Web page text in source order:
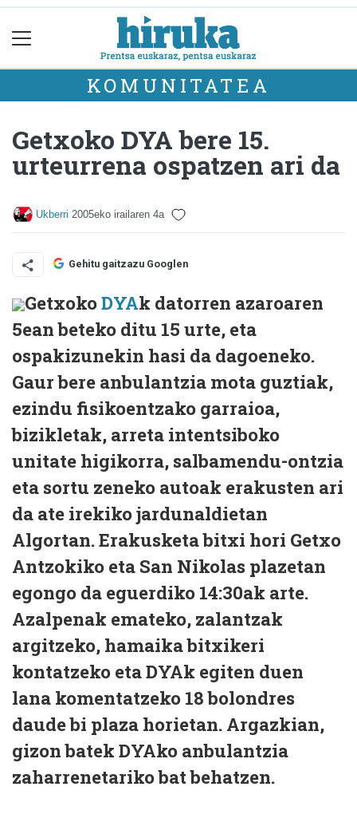
KOMUNITATEA
Getxoko DYA bere 15.
urteurrena ospatzen ari da
Ukberri 2005eko irailaren 4a
Gehitu gaitzazu Googlen
GetxokoDYAk datorren azaroaren
5ean beteko ditu 15 urte, eta
ospakizunekin hasi da dagoeneko.
Gaur bere anbulantzia mota guztiak,
ezindu fisikoentzako garraioa,
bizikletak, arreta intentsiboko
unitate higikorra, salbamendu-ontzia
eta sortu zeneko autoak erakusten ari
da ate irekiko jardunaldietan
Algortan. Erakusketa bitxi hori Getxo
Antzokiko eta San Nikolas plazetan
egongo da eguerdiko 14:30ak arte.
Azalpenak emateko, zalantzak
argitzeko, hamaika bitxikeri
kontatzeko eta DYAk egiten duen
lana komentatzeko 18 bolondres
daude bi plaza horietan. Argazkian,
gizon batek DYAko anbulantzia
zaharrenetariko bat behatzen.